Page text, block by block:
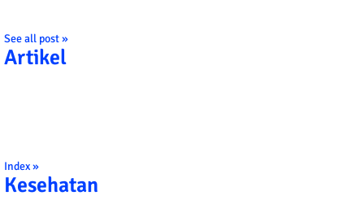
See all post »
Artikel
Index »
Kesehatan